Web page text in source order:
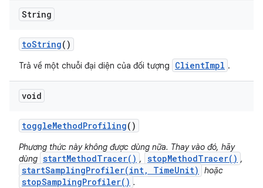
String
toString()
Trả về một chuỗi đại diện của đối tượng ClientImpl .
void
toggleMethodProfiling()
Phương thức này không được dùng nữa. Thay vào đó, hãy
dùng startMethodTracer() , stopMethodTracer() ,
startSamplingProfiler(int, TimeUnit) hoặc
stopSamplingProfiler() .